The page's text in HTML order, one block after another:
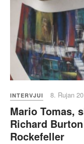
INTERVJUI 8. Rujan
Mario Tomas,
Richard
Rockefeller